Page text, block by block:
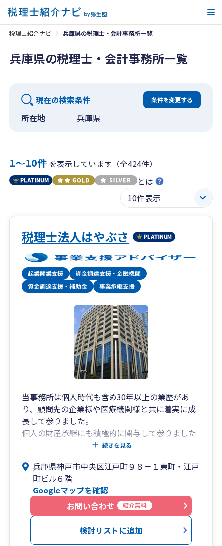
税理士紹介ナビ 兵庫県の税理士・会計事務所一覧
兵庫県の税理士・会計事務所一覧
現在の検索条件 条件を変更する
所在地 兵庫県
1〜10件を表示しています（全424件）
とは
税理士法人はやぶさ
当事務所は個人時代も含め30年以上の業歴があ
り、顧問先の企業様や医療機関様と共に着実に成
長して参りました。
個人の財産承継にも積極的に関与して参りました
ので、資産税に関する申告やコンサルティングで
近年は顧問先様のグループ化やM&Aのご要望に応
えるため、資産税以外に組織再編成やM&Aの領域
も強化し、着実に実績を積み上げております。
現在、税理士3名が役員として就任しており、20
代から70代まで幅広い年齢層の役職員10名で顧問
先様をサポートさせていただきながら日々研鑽を
続きを見る
兵庫県神戸市中央区江戸町９８－１東町・江戸
町ビル６階
Googleマップを確認
お問い合わせ
紹介無料
検討リストに追加